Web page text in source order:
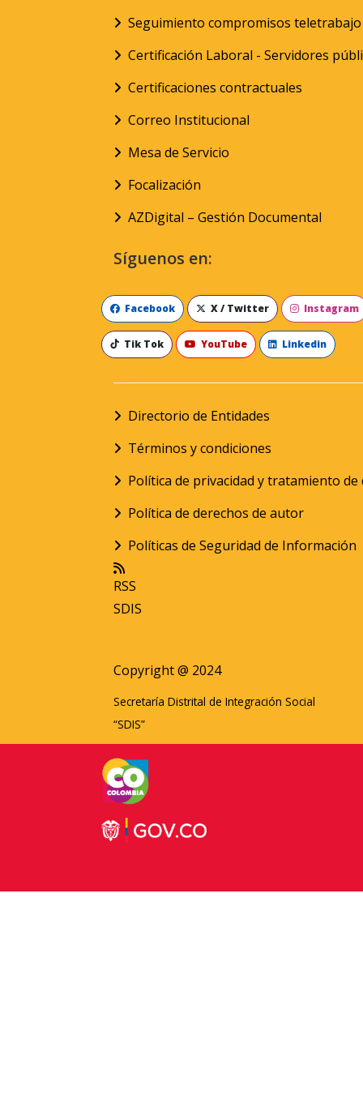
Seguimiento compromisos teletrabajo
Certificación Laboral - Servidores
Certificaciones contractuales
Correo Institucional
Mesa de Servicio
Focalización
AZDigital – Gestión Documental
Síguenos en:
Facebook X / Twitter Instagram
Tik Tok YouTube Linkedin
Directorio de Entidades
Términos y condiciones
Política de privacidad y tratamiento
Política de derechos de autor
Políticas de Seguridad de Información
RSS
SDIS
Copyright @ 2024
Secretaría Distrital de Integración Social
“SDIS”